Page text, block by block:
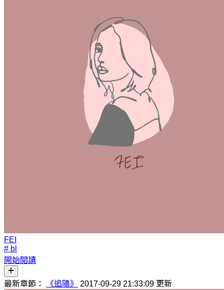
FEI
# bl
開始閱讀
最新章節： 《追隨》 2017-09-29 21:33:09 更新